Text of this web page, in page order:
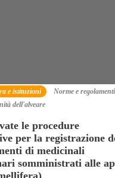
e istituzioni
Norme e regolamenti
dell'alveare
le procedure
per la registrazione
di medicinali
somministrati alle